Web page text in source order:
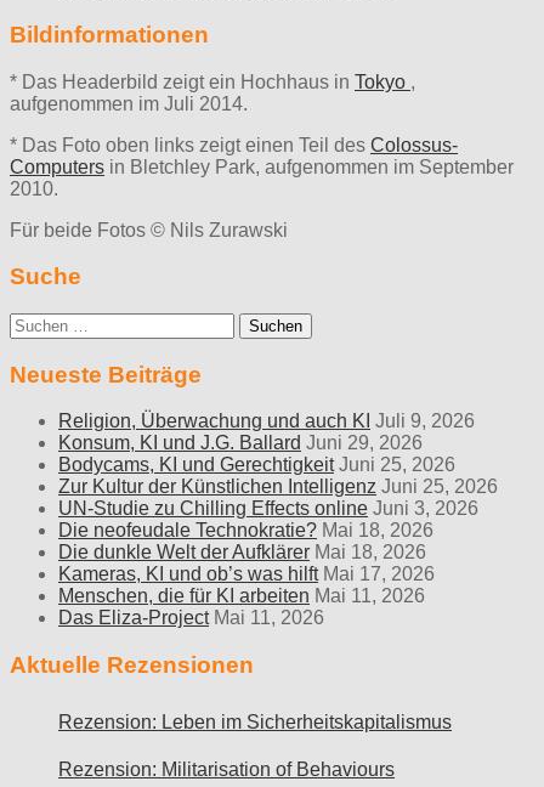
Bildinformationen
* Das Headerbild zeigt ein Hochhaus in Tokyo ,
aufgenommen im Juli 2014.
* Das Foto oben links zeigt einen Teil des Colossus-
Computers in Bletchley Park, aufgenommen im September
2010.
Für beide Fotos © Nils Zurawski
Suche
Suche
nach:
Neueste Beiträge
Religion, Überwachung und auch KI Juli 9, 2026
Konsum, KI und J.G. Ballard Juni 29, 2026
Bodycams, KI und Gerechtigkeit Juni 25, 2026
Zur Kultur der Künstlichen Intelligenz Juni 25, 2026
UN-Studie zu Chilling Effects online Juni 3, 2026
Die neofeudale Technokratie? Mai 18, 2026
Die dunkle Welt der Aufklärer Mai 18, 2026
Kameras, KI und ob’s was hilft Mai 17, 2026
Menschen, die für KI arbeiten Mai 11, 2026
Das Eliza-Project Mai 11, 2026
Aktuelle Rezensionen
Rezension: Leben im Sicherheitskapitalismus
Rezension: Militarisation of Behaviours